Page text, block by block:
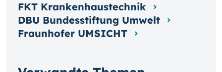
FKT Krankenhaustechnik
DBU Bundesstiftung Umwelt
Fraunhofer UMSICHT